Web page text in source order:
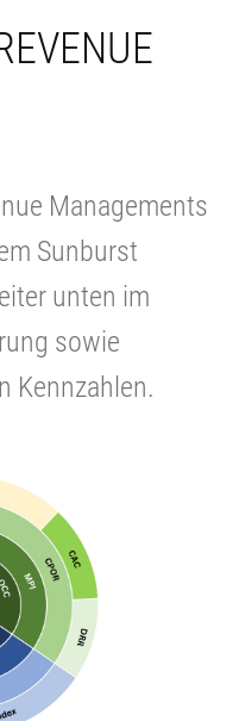
Managements
Sunburst
unten im
sowie
Kennzahlen.